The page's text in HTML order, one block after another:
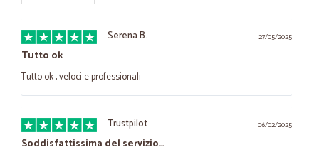
27/05/2025
—Serena B.
Tutto ok
Tutto ok , veloci e professionali
06/02/2025
—Trustpilot
Soddisfattissima del servizio…